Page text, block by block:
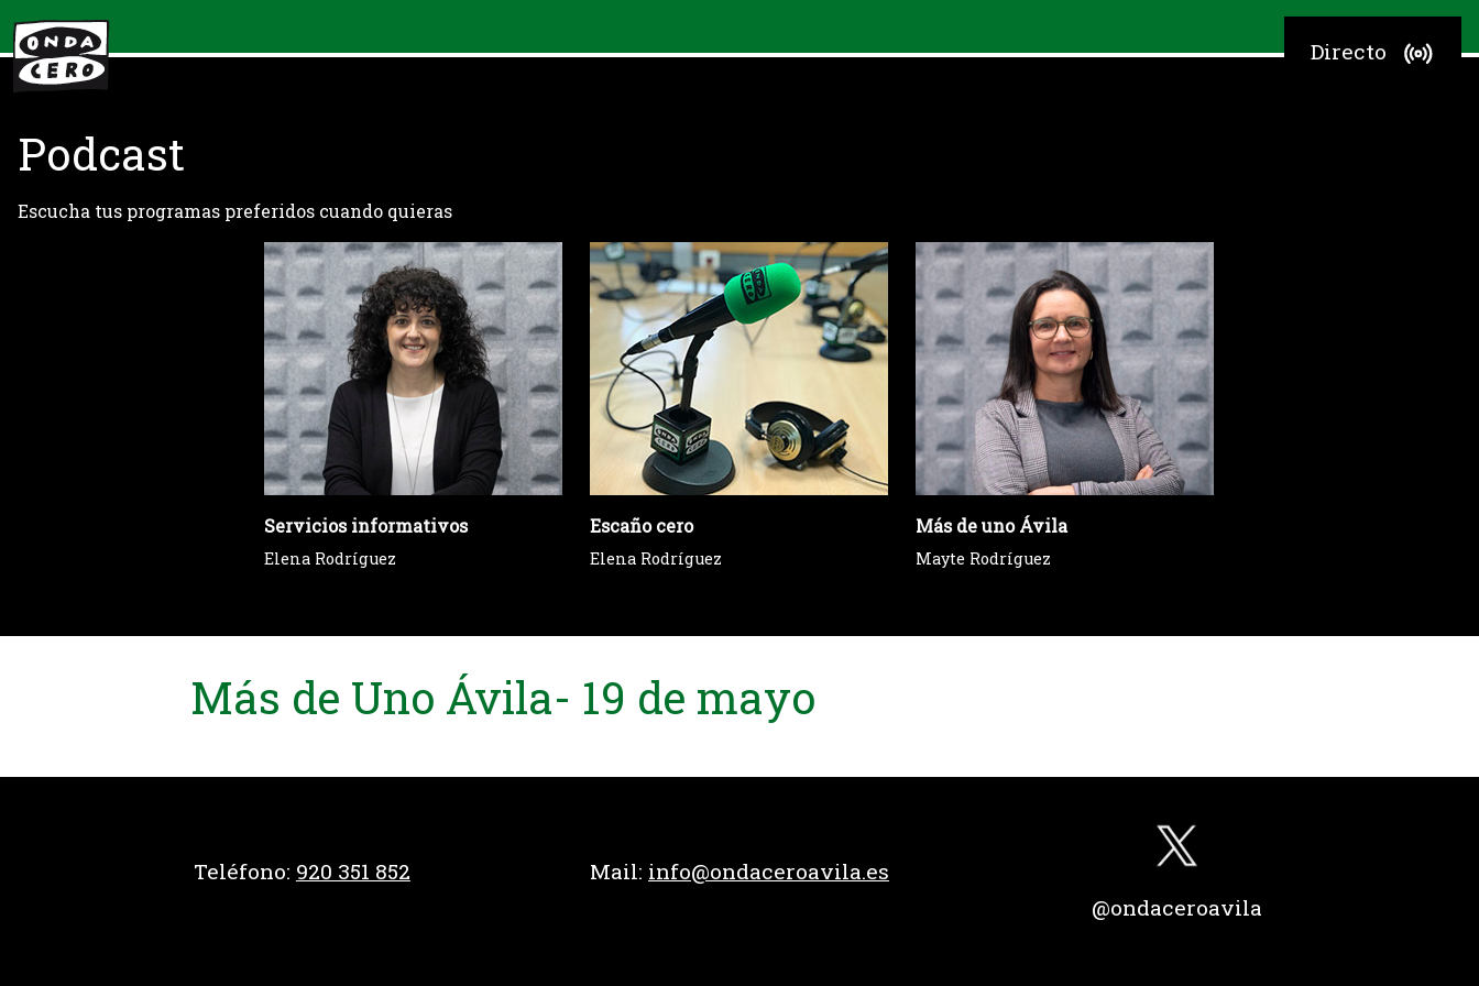
Directo
Podcast
Escucha tus programas preferidos cuando quieras
Servicios informativos
Elena Rodríguez
Escaño cero
Elena Rodríguez
Más de uno Ávila
Mayte Rodríguez
Más de Uno Ávila- 19 de mayo
Teléfono: 920 351 852 Mail: info@ondaceroavila.es
@ondaceroavila